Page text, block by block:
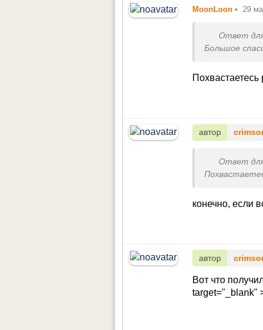
MoonLoon • 29
Ответ
Большое
Похвастаетесь
автор
Ответ
конечно, если
автор
Вот что
target="_blank"